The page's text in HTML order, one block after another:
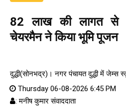
82 लाख की लागत से
चेयरमैन ने किया भूमि पूजन
दुद्धी(सोनभद्र)। नगर पंचायत दुद्धी में जेम्स
Thursday 06-08-2026 6:45 PM
: मनीष कुमार संवाददाता